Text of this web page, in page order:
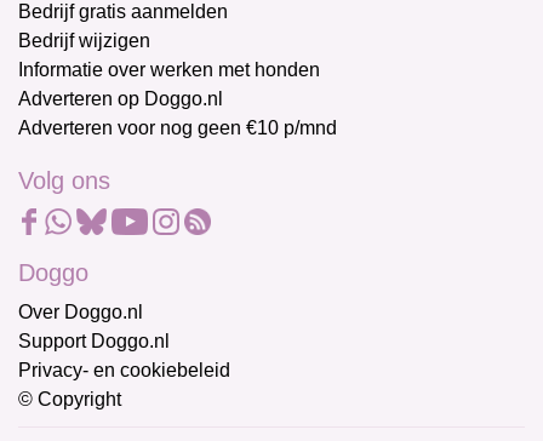
Bedrijf gratis aanmelden
Bedrijf wijzigen
Informatie over werken met honden
Adverteren op Doggo.nl
Adverteren voor nog geen €10 p/mnd
Volg ons
Doggo
Over Doggo.nl
Support Doggo.nl
Privacy- en cookiebeleid
© Copyright